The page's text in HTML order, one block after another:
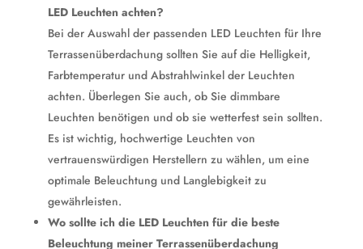
LED Leuchten achten?
Bei der Auswahl der passenden LED Leuchten für Ihre
Terrassenüberdachung sollten Sie auf die Helligkeit,
Farbtemperatur und Abstrahlwinkel der Leuchten
achten. Überlegen Sie auch, ob Sie dimmbare
Leuchten benötigen und ob sie wetterfest sein sollten.
Es ist wichtig, hochwertige Leuchten von
vertrauenswürdigen Herstellern zu wählen, um eine
optimale Beleuchtung und Langlebigkeit zu
gewährleisten.
Wo sollte ich die LED Leuchten für die beste
Beleuchtung meiner Terrassenüberdachung